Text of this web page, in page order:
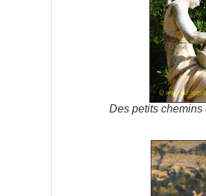
Des petits chemins